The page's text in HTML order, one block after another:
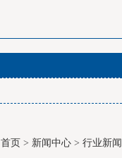
首页 > 新闻中心 > 行业新闻